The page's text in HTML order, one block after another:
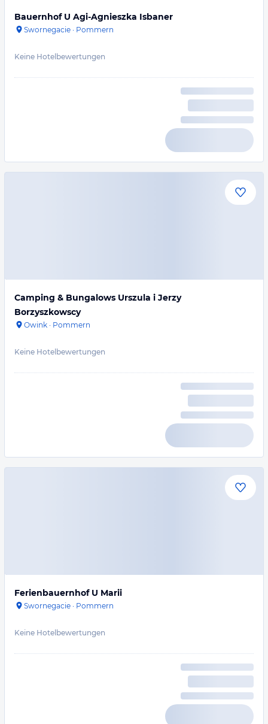
Bauernhof U Agi-Agnieszka Isbaner
Swornegacie · Pommern
Keine Hotelbewertungen
Camping & Bungalows Urszula i Jerzy
Borzyszkowscy
Owink · Pommern
Keine Hotelbewertungen
Ferienbauernhof U Marii
Swornegacie · Pommern
Keine Hotelbewertungen